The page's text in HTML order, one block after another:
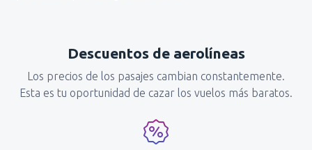
Descuentos de aerolíneas
Los precios de los pasajes cambian constantemente.
Esta es tu oportunidad de cazar los vuelos más baratos.